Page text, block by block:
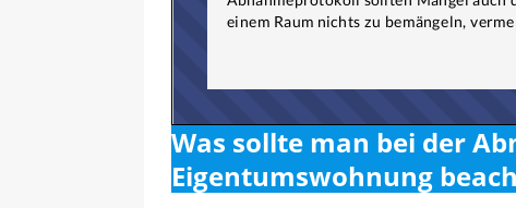
Was sollte man bei der
Eigentumswohnung